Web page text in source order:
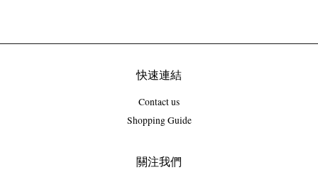
快速連結
Contact us
Shopping Guide
關注我們